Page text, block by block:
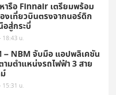
ารือ Finnair เตรียมพร้อม
งเที่ยวบินตรงจากนอร์ดิก
อสู่กระบี่
18:43 น.
– NBM จับมือ แอปพลิเคชัน
มตำแหน่งรถไฟฟ้า 3 สาย
15:31 น.